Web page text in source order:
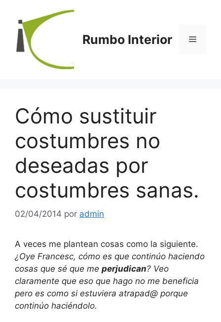
contenido
Rumbo Interior Menú
Cómo sustituir
costumbres no
deseadas por
costumbres sanas.
02/04/2014 por admin
A veces me plantean cosas como la siguiente.
¿Oye Francesc, cómo es que continúo haciendo
cosas que sé que me perjudican? Veo
claramente que eso que hago no me beneficia
pero es como si estuviera atrapad@ porque
continúo haciéndolo.